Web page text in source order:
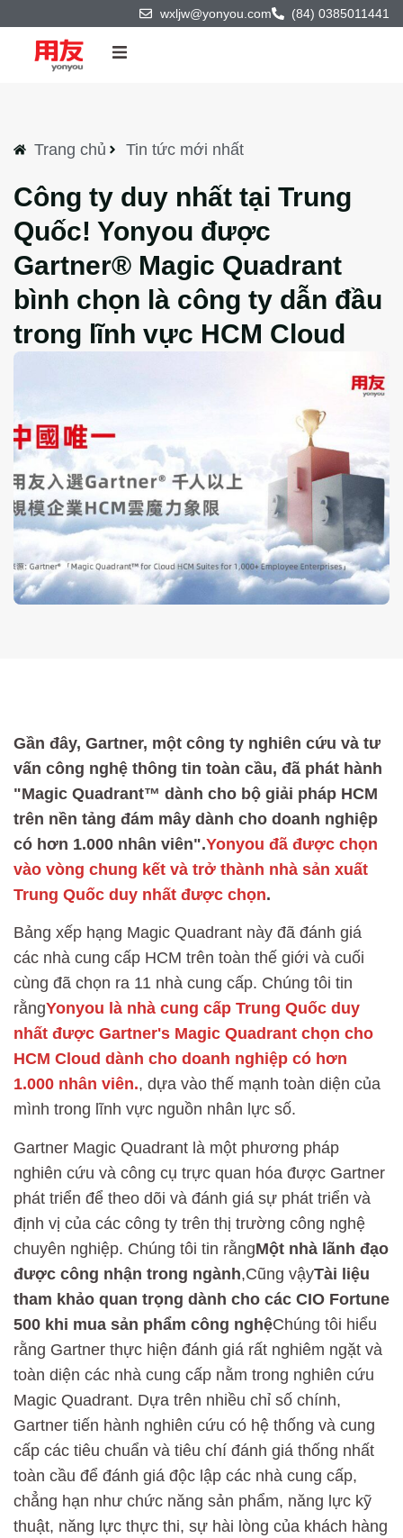
wxljw@yonyou.com (84) 0385011441
Sản phẩm & Công nghệ
Giải pháp
Dự án
Đối tác
Về chúng tôi
Trang chủ Tin tức mới nhất
Công ty duy nhất tại Trung
Quốc! Yonyou được
Gartner® Magic Quadrant
bình chọn là công ty dẫn đầu
trong lĩnh vực HCM Cloud
Gần đây, Gartner, một công ty nghiên cứu và tư
vấn công nghệ thông tin toàn cầu, đã phát hành
"Magic Quadrant™ dành cho bộ giải pháp HCM
trên nền tảng đám mây dành cho doanh nghiệp
có hơn 1.000 nhân viên".Yonyou đã được chọn
vào vòng chung kết và trở thành nhà sản xuất
Trung Quốc duy nhất được chọn.
Bảng xếp hạng Magic Quadrant này đã đánh giá
các nhà cung cấp HCM trên toàn thế giới và cuối
cùng đã chọn ra 11 nhà cung cấp. Chúng tôi tin
rằngYonyou là nhà cung cấp Trung Quốc duy
nhất được Gartner's Magic Quadrant chọn cho
HCM Cloud dành cho doanh nghiệp có hơn
1.000 nhân viên., dựa vào thế mạnh toàn diện của
mình trong lĩnh vực nguồn nhân lực số.
Gartner Magic Quadrant là một phương pháp
nghiên cứu và công cụ trực quan hóa được Gartner
phát triển để theo dõi và đánh giá sự phát triển và
định vị của các công ty trên thị trường công nghệ
chuyên nghiệp. Chúng tôi tin rằngMột nhà lãnh đạo
được công nhận trong ngành,Cũng vậyTài liệu
tham khảo quan trọng dành cho các CIO Fortune
500 khi mua sản phẩm công nghệChúng tôi hiểu
rằng Gartner thực hiện đánh giá rất nghiêm ngặt và
toàn diện các nhà cung cấp nằm trong nghiên cứu
Magic Quadrant. Dựa trên nhiều chỉ số chính,
Gartner tiến hành nghiên cứu có hệ thống và cung
cấp các tiêu chuẩn và tiêu chí đánh giá thống nhất
toàn cầu để đánh giá độc lập các nhà cung cấp,
chẳng hạn như chức năng sản phẩm, năng lực kỹ
thuật, năng lực thực thi, sự hài lòng của khách hàng